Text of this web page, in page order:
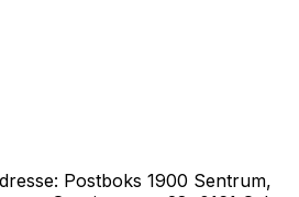
Postboks 1900 Sentrum,